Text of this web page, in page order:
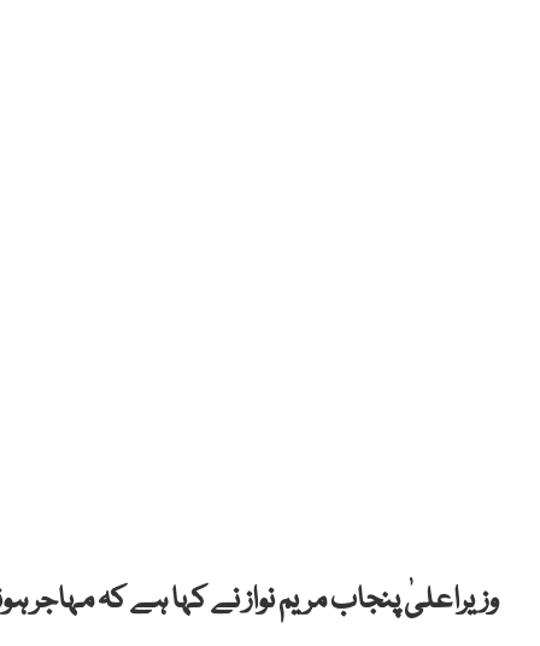
وزیراعلیٰ پنجاب مریم نواز نے کہا ہے کہ مہاجر